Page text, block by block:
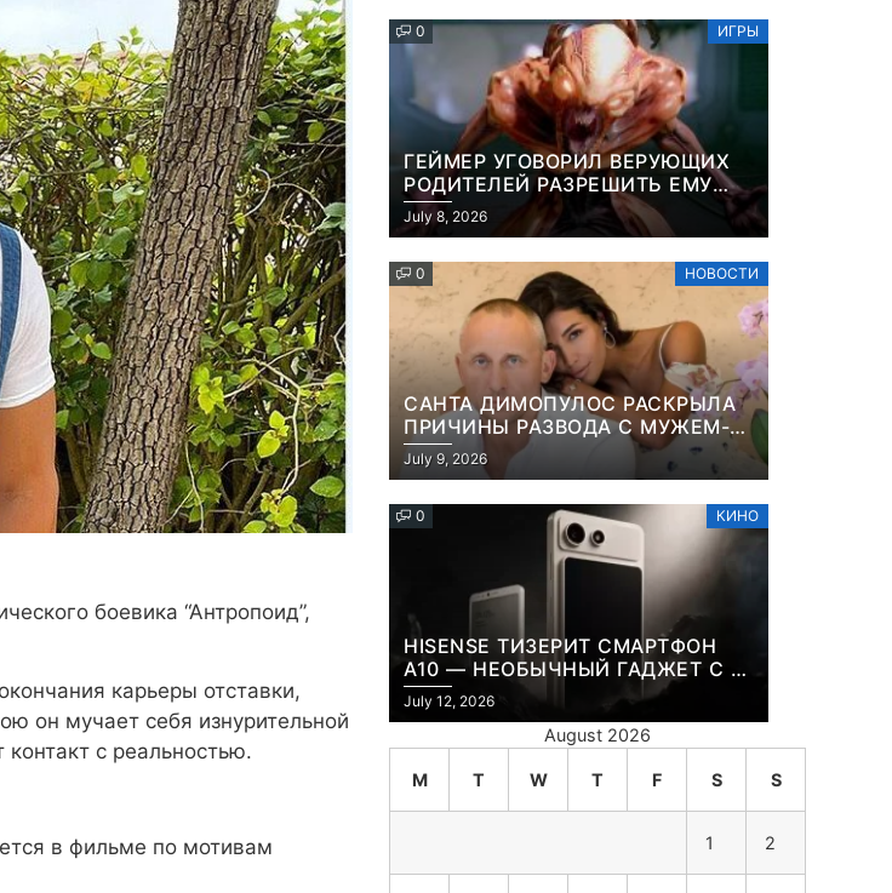
боевика “Антропоид”,
карьеры отставки,
он мучает себя изнурительной
с реальностью.
в фильме по мотивам
0 ИГРЫ
ГЕЙМЕР УГОВОРИЛ ВЕРУЮЩИХ
РОДИТЕЛЕЙ РАЗРЕШИТЬ ЕМУ
ИГРАТЬ В DOOM, ПОТОМУ ЧТО
ЭТО ХРИСТИАНСКАЯ ИГРА ПРО
July 8, 2026
0 НОВОСТИ
САНТА ДИМОПУЛОС РАСКРЫЛА
ПРИЧИНЫ РАЗВОДА С МУЖЕМ-
БИЗНЕСМЕНОМ
July 9, 2026
0 КИНО
HISENSE ТИЗЕРИТ СМАРТФОН
A10 — НЕОБЫЧНЫЙ ГАДЖЕТ С E-
INK-ЭКРАНОМ И СЪЕМНОЙ LCD-
ПАНЕЛЬЮ ДЛЯ ЦВЕТНОГО
КОНТЕНТА И СОЦСЕТЕЙ
July 12, 2026
August 2026
M T W T F S S
1 2